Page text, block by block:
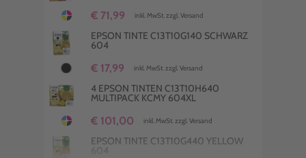
€ 14,99 inkl. MwSt. zzgl. Versand
€ 71,99 inkl. MwSt. zzgl. Versand
EPSON TINTE C13T10G140 SCHWARZ
604
€ 17,99 inkl. MwSt. zzgl. Versand
4 EPSON TINTEN C13T10H640
MULTIPACK KCMY 604XL
€ 101,00 inkl. MwSt. zzgl. Versand
EPSON TINTE C13T10G440 YELLOW
604